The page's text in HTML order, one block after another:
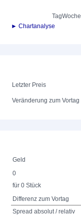
TagWoche
► Chartanalyse
Letzter Preis
Veränderung zum Vortag
Geld
0
für 0 Stück
Differenz zum Vortag
Spread absolut / relativ